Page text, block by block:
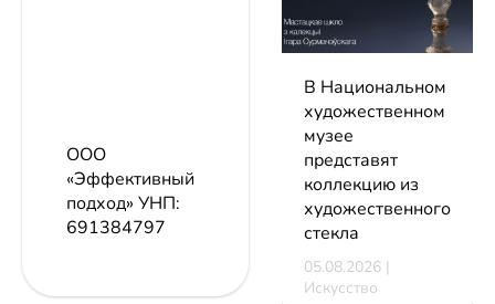
ООО
«Эффективный
подход» УНП:
691384797
В Национальном
художественном
музее
представят
коллекцию из
художественного
стекла
05.08.2026 |
Искусство